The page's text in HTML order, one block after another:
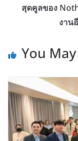
สุดคูลของ
งาน
You